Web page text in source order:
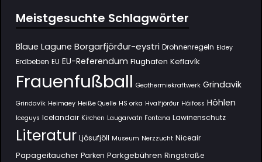
Meistgesuchte Schlagwörter
Blaue Lagune Borgarfjörður-eystri Drohnenregeln Eldey
Erdbeben EU EU-Referendum Flughafen Keflavík
Frauenfußball Geothermiekraftwerk Grindavik
Grindavík Heimaey Heiße Quelle HS orka Hvalfjörður Háifoss Höhlen
Iceguys Icelandair Kirchen Laugarvatn Fontana Lawinenschutz
Literatur Ljósufjöll Museum Nerzzucht Niceair
Papageitaucher Parken Parkgebühren Ringstraße